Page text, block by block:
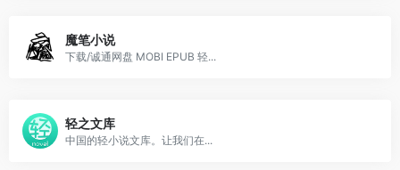
魔笔小说
下载/诚通网盘 MOBI EPUB 轻...
轻之文库
中国的轻小说文库。让我们在...